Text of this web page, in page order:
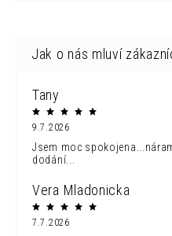
Tany
9.7.2026
Jsem moc
dodání...
Vera Mladonicka
7.7.2026